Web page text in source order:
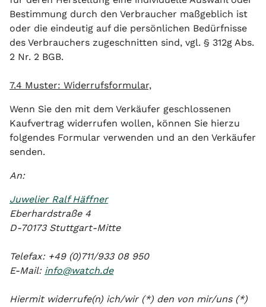
Bestimmung durch den Verbraucher maßgeblich ist
oder die eindeutig auf die persönlichen Bedürfnisse
des Verbrauchers zugeschnitten sind, vgl. § 312g Abs.
2 Nr. 2 BGB.
7.4 Muster: Widerrufsformular,
Wenn Sie den mit dem Verkäufer geschlossenen
Kaufvertrag widerrufen wollen, können Sie hierzu
folgendes Formular verwenden und an den Verkäufer
senden.
An:
Juwelier Ralf Häffner
Eberhardstraße 4
D-70173 Stuttgart-Mitte
Telefax: +49 (0)711/933 08 950
E-Mail: info@watch.de
Hiermit widerrufe(n) ich/wir (*) den von mir/uns (*)